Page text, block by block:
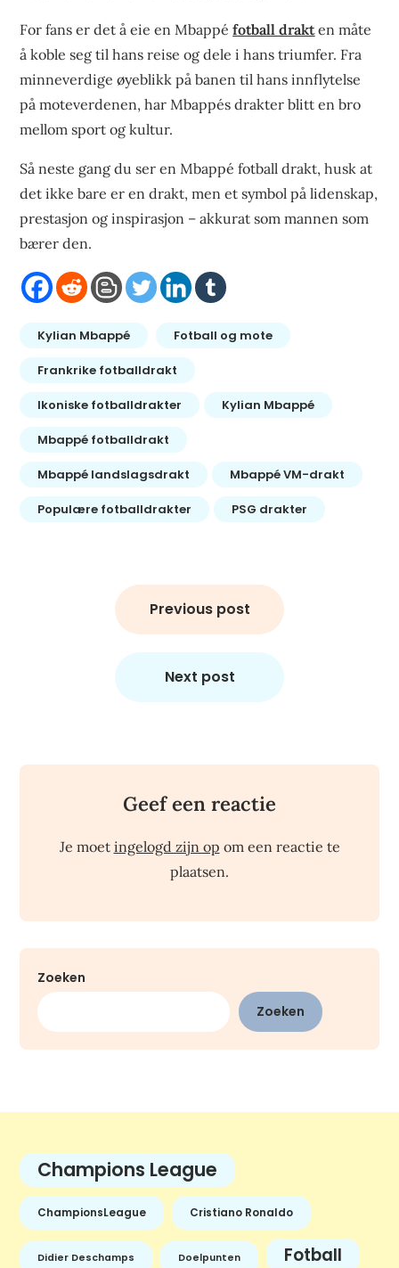
For fans er det å eie en Mbappéfotball drakten måte
å koble seg til hans reise og dele i hans triumfer. Fra
minneverdige øyeblikk på banen til hans innflytelse
på moteverdenen, har Mbappés drakter blitt en bro
mellom sport og kultur.
Så neste gang du ser en Mbappé fotball drakt, husk at
det ikke bare er en drakt, men et symbol på lidenskap,
prestasjon og inspirasjon – akkurat som mannen som
bærer den.
Kylian Mbappé Fotball og mote
Frankrike fotballdrakt
Ikoniske fotballdrakter Kylian Mbappé
Mbappé fotballdrakt
Mbappé landslagsdrakt Mbappé VM-drakt
Populære fotballdrakter PSG drakter
Previous post
Next post
Geef een reactie
Je moet ingelogd zijn op om een reactie te
plaatsen.
Zoeken
Zoeken
Champions League
ChampionsLeague Cristiano Ronaldo
Didier Deschamps Doelpunten Fotball